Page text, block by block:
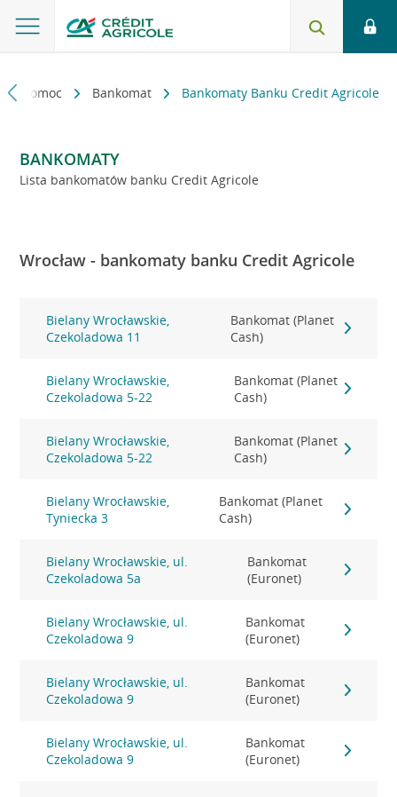
i pomoc Bankomat Bankomaty Banku Credit Agricole
BANKOMATY
Lista bankomatów banku Credit Agricole
Wrocław - bankomaty banku Credit Agricole
Bielany Wrocławskie,
Czekoladowa 11
Bankomat (Planet
Cash)
Bielany Wrocławskie,
Czekoladowa 5-22
Bankomat (Planet
Cash)
Bielany Wrocławskie,
Czekoladowa 5-22
Bankomat (Planet
Cash)
Bielany Wrocławskie,
Tyniecka 3
Bankomat (Planet
Cash)
Bielany Wrocławskie, ul.
Czekoladowa 5a
Bankomat
(Euronet)
Bielany Wrocławskie, ul.
Czekoladowa 9
Bankomat
(Euronet)
Bielany Wrocławskie, ul.
Czekoladowa 9
Bankomat
(Euronet)
Bielany Wrocławskie, ul.
Czekoladowa 9
Bankomat
(Euronet)